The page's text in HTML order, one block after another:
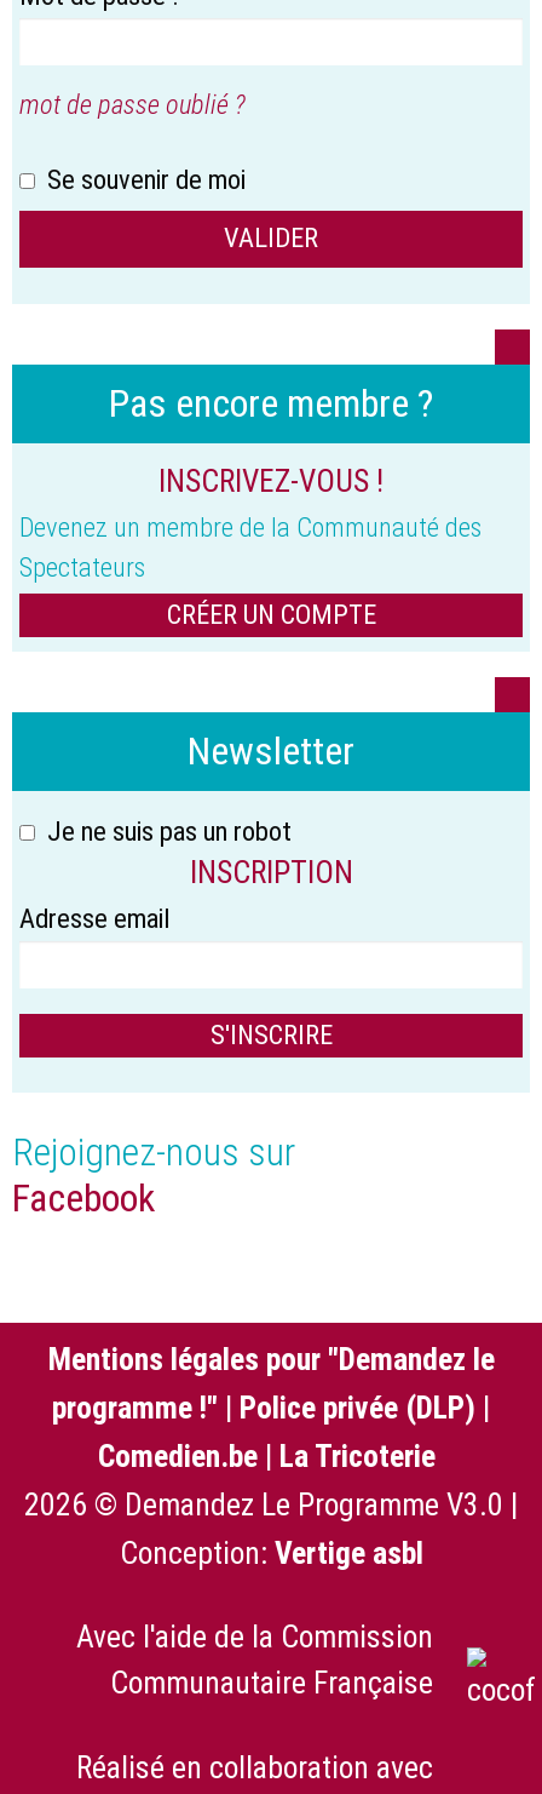
mot de passe oublié ?
Se souvenir de moi
Pas encore membre ?
INSCRIVEZ-VOUS !
Devenez un membre de la Communauté des
Spectateurs
CRÉER UN COMPTE
Newsletter
Je ne suis pas un robot
INSCRIPTION
Adresse email
Rejoignez-nous sur
Facebook
Mentions légales pour "Demandez le
programme !" | Police privée (DLP) |
Comedien.be | La Tricoterie
2026 © Demandez Le Programme V3.0 |
Conception: Vertige asbl
Avec l'aide de la Commission
Communautaire Française
Réalisé en collaboration avec